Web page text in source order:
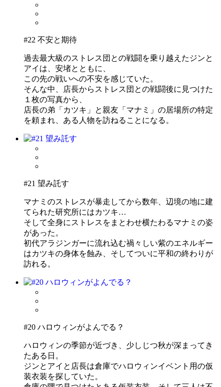
#22 不安と期待
過去最大級のストレス団との戦闘を乗り越えたジンと
アイは、安堵とともに、
この先の戦いへの不安を感じていた。
そんな中、店長からストレス団との戦闘後に見つけた
１枚の写真から、
店長の弟「カツキ」と親友「マナミ」の居場所の特定
を頼まれ、ある人物を訪ねることになる。
#21 望み託す
マナミのストレスが暴走してから数年、辺境の地に建
てられた研究所にはカツキ…
そして全身にストレスをまとわせ横たわるマナミの姿
があった。
初代アラジンガーに流れ込む禍々しい紫のエネルギー
はカツキの身体を蝕み、そしてついに平和の終わりが
訪れる。
#20 ハロウィンがよんでる？
ハロウィンの季節が近づき、少しじつ秋が深まってき
たある日。
ジンとアイと店長は倉庫でハロウィンイベント用の仮
装衣装を探していた。